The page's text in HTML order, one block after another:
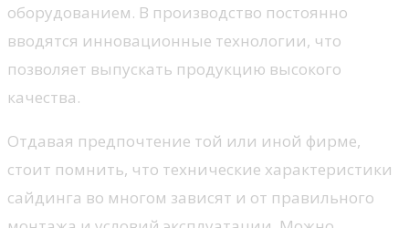
оборудованием. В производство постоянно
вводятся инновационные технологии, что
позволяет выпускать продукцию высокого
качества.
Отдавая предпочтение той или иной фирме,
стоит помнить, что технические характеристики
сайдинга во многом зависят и от правильного